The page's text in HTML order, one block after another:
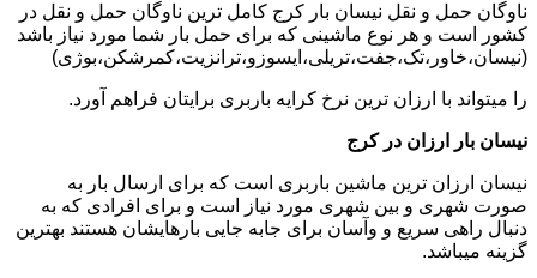
ناوگان حمل و نقل نیسان بار کرج کامل ترین ناوگان حمل و نقل در
کشور است و هر نوع ماشینی که برای حمل بار شما مورد نیاز باشد
(نیسان،خاور،تک،جفت،تریلی،ایسوزو،ترانزیت،کمرشکن،بوژی)
را میتواند با ارزان ترین نرخ کرایه باربری برایتان فراهم آورد.
نیسان بار ارزان در کرج
نیسان ارزان ترین ماشین باربری است که برای ارسال بار به
صورت شهری و بین شهری مورد نیاز است و برای افرادی که به
دنبال راهی سریع و وآسان برای جابه جایی بارهایشان هستند بهترین
گزینه میباشد.